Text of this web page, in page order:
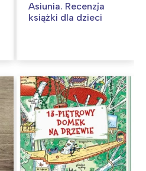
Asiunia. Recenzja
książki dla dzieci